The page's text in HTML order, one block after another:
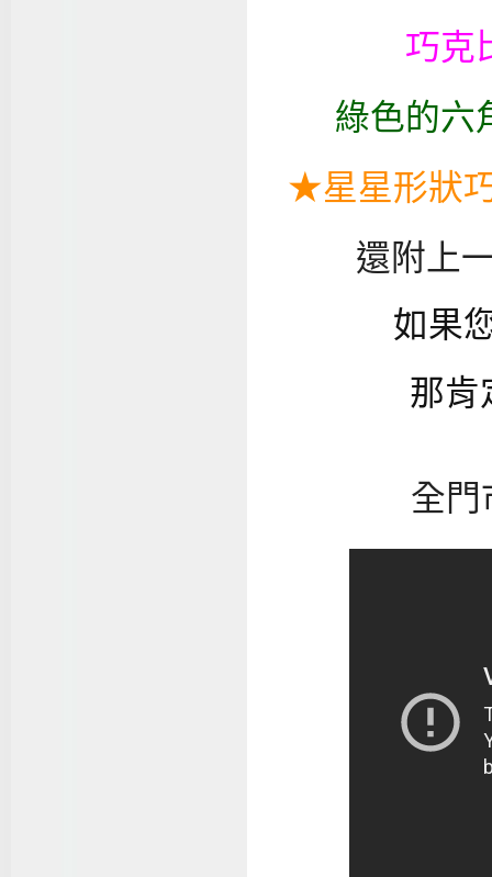
巧克
綠色的六
★星星形狀
還附上
如果
那肯
全